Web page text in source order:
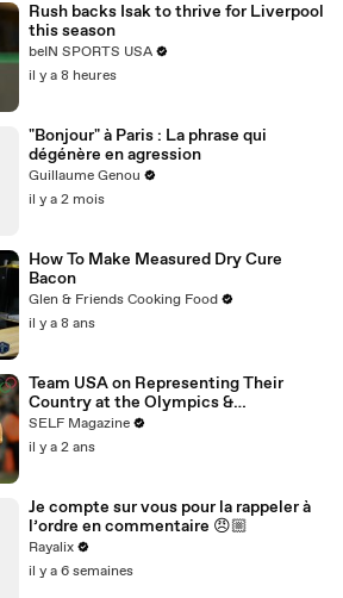
Rush backs Isak to thrive for Liverpool
this season
beIN SPORTS USA
il y a 8 heures
"Bonjour" à Paris : La phrase qui
dégénère en agression
Guillaume Genou
il y a 2 mois
How To Make Measured Dry Cure
Bacon
Glen & Friends Cooking Food
il y a 8 ans
Team USA on Representing Their
Country at the Olympics &
Paralympics
SELF Magazine
il y a 2 ans
Je compte sur vous pour la rappeler à
l’ordre en commentaire 😠🏼
Rayalix
il y a 6 semaines